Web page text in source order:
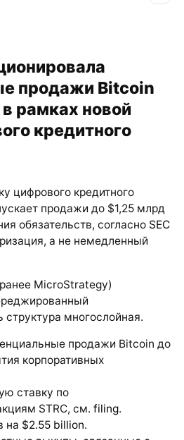
продажи Bitcoin
рамках новой
кредитного
цифрового кредитного
продажи до $1,25 млрд
обязательств, согласно SEC
а не немедленный
MicroStrategy)
структура многослойная.
продажи Bitcoin до
корпоративных
ставку по
STRC, см. filing.
на $2.55 billion.